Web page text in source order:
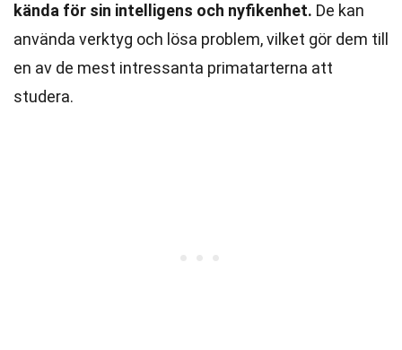
kända för sin intelligens och nyfikenhet. De kan
använda verktyg och lösa problem, vilket gör dem till
en av de mest intressanta primatarterna att
studera.